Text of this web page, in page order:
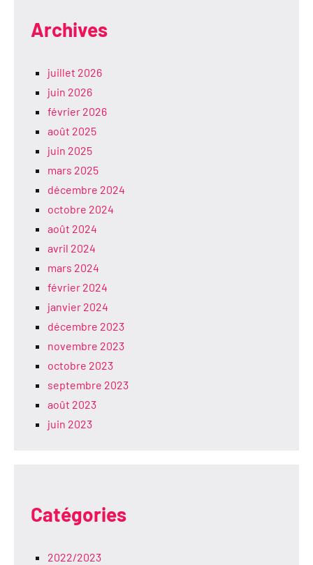
Archives
juillet 2026
juin 2026
février 2026
août 2025
juin 2025
mars 2025
décembre 2024
octobre 2024
août 2024
avril 2024
mars 2024
février 2024
janvier 2024
décembre 2023
novembre 2023
octobre 2023
septembre 2023
août 2023
juin 2023
Catégories
2022/2023